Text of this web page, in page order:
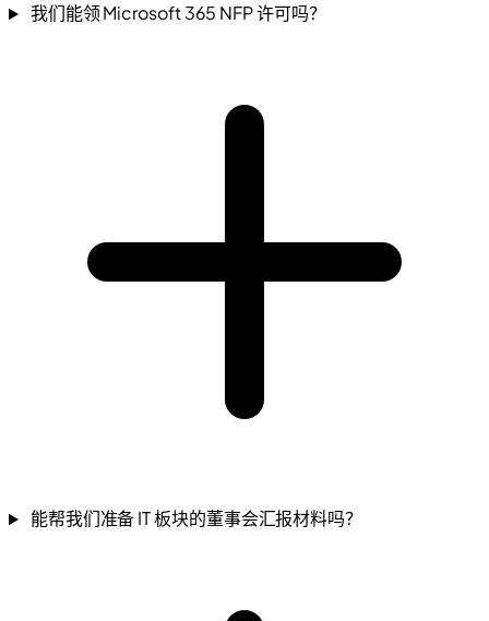
我们能领 Microsoft 365 NFP 许可吗？
能帮我们准备 IT 板块的董事会汇报材料吗？